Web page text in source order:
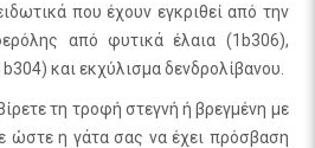
που έχουν εγκριθεί από την
από φυτικά έλαια (1b306),
και εκχύλισμα δενδρολίβανου.
τη τροφή στεγνή ή βρεγμένη με
ώστε η γάτα σας να έχει πρόσβαση